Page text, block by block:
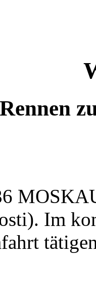
Rennen
Im